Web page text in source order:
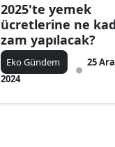
2025'te yemek
ücretlerine ne
zam yapılacak?
Eko Gündem
25
2024